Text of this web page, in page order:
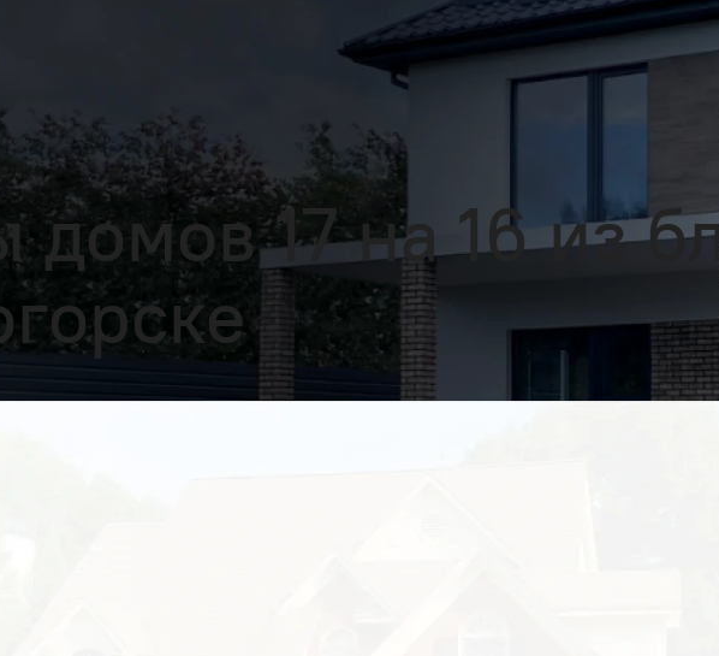
домов 17 на 16 из